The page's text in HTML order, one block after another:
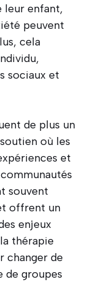
leur enfant,
peuvent
cela
sociaux et
de plus un
où les
et
souvent
offrent un
enjeux
thérapie
changer de
de groupes